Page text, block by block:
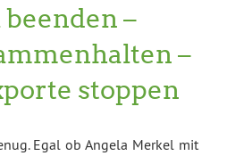
–
–
stoppen
Egal ob Angela Merkel mit